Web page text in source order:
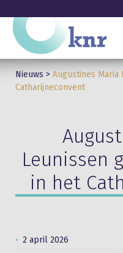
Nieuws > Augustines
Catharijneconvent
Leunissen
in het
2 april 2026